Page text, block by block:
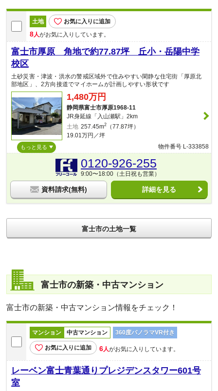
土地 お気に入りに追加
8人がお気に入りしています。
富士市厚原 角地で約77.87坪 丘小・岳陽中学
校区
土砂災害・津波・洪水の警戒区域外で住みやすい閑静な住宅街「厚原北
部地区」、2方向接道でマイホームが計画しやすい形状です
もっと見る
1,480万円
静岡県富士市厚原1968-11
JR身延線「入山瀬駅」2km
土地 257.45m2（77.87坪）
19.01万円／坪
物件番号 L-333858
0120-926-255
9:00〜18:00（土日祝も営業）
資料請求(無料) 詳細を見る
富士市の土地一覧
富士市の新築・中古マンション
富士市の新築・中古マンション情報をチェック！
マンション 中古マンション 360度パノラマVR付き
お気に入りに追加 6人がお気に入りしています。
レーベン富士青葉通りプレジデンスタワー601号
室